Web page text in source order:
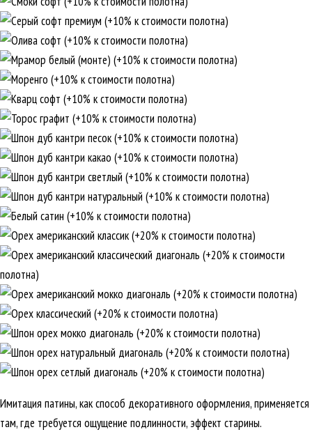
Имитация патины, как способ декоративного оформления, применяется
там, где требуется ощущение подлинности, эффект старины.